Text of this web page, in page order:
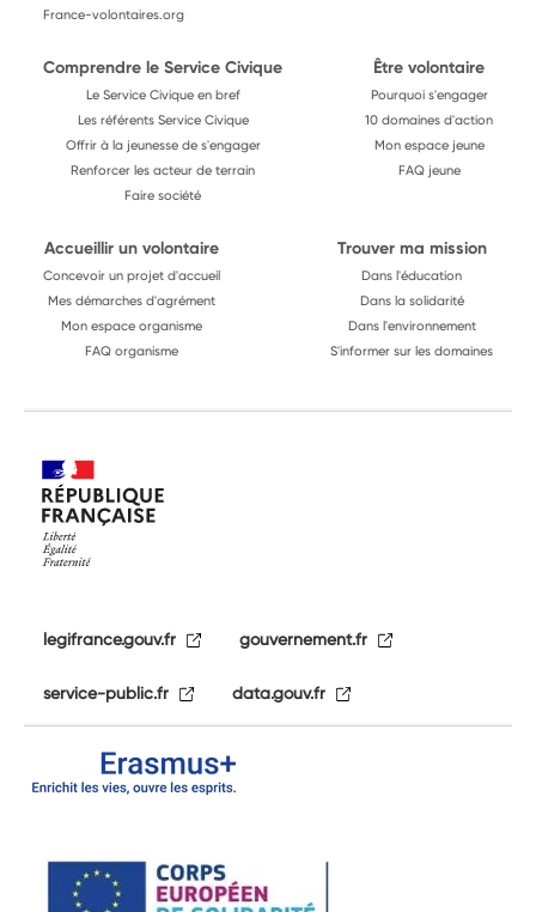
France-volontaires.org
Comprendre le Service Civique
Le Service Civique en bref
Les référents Service Civique
Offrir à la jeunesse de s'engager
Renforcer les acteur de terrain
Faire société
Être volontaire
Pourquoi s'engager
10 domaines d'action
Mon espace jeune
FAQ jeune
Accueillir un volontaire
Concevoir un projet d'accueil
Mes démarches d'agrément
Mon espace organisme
FAQ organisme
Trouver ma mission
Dans l'éducation
Dans la solidarité
Dans l'environnement
S'informer sur les domaines
legifrance.gouv.fr gouvernement.fr
service-public.fr data.gouv.fr